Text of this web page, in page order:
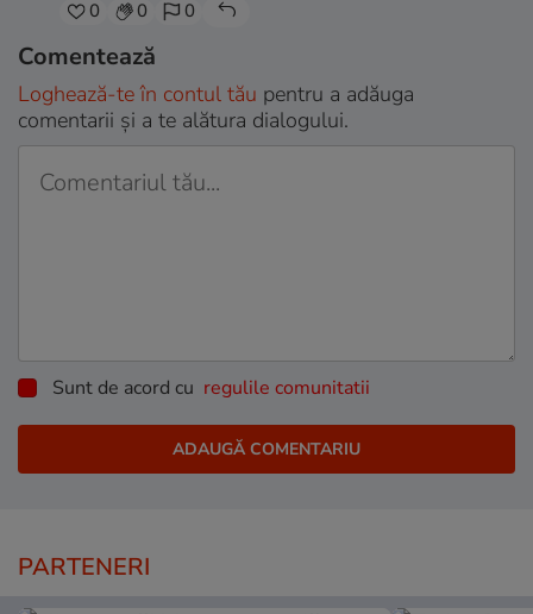
0 0 0
Comentează
Loghează-te în contul tău pentru a adăuga
comentarii și a te alătura dialogului.
Sunt de acord cu regulile comunitatii
PARTENERI